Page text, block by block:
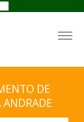
DE
ANDRADE